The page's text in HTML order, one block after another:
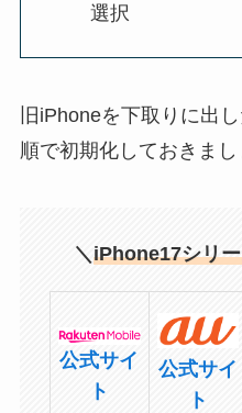
選択
旧iPhoneを下取りに出
順で初期化しておきまし
＼iPhone17シリ
公式サイ
ト
公式サイ
ト